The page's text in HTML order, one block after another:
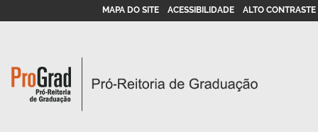
MAPA DO SITE ACESSIBILIDADE ALTO CONTRASTE